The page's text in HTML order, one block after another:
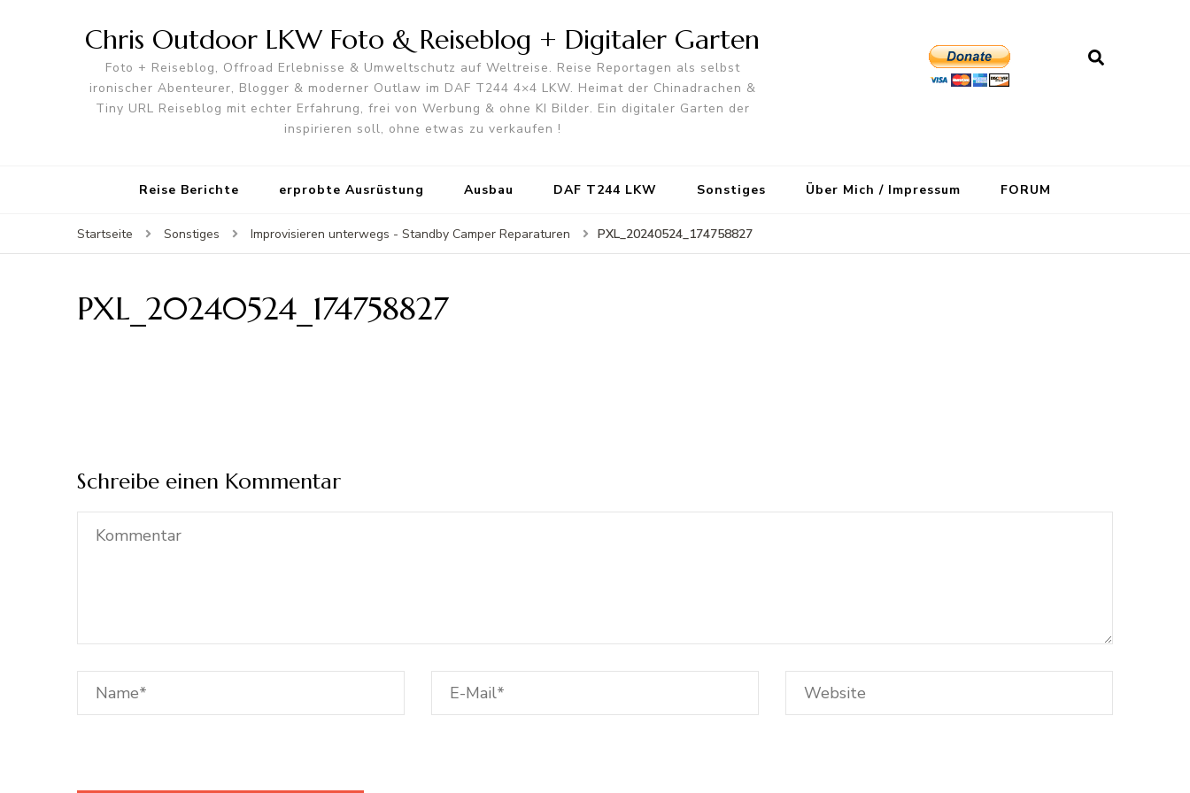
Chris Outdoor LKW Foto & Reiseblog + Digitaler Garten
Foto + Reiseblog, Offroad Erlebnisse & Umweltschutz auf Weltreise. Reise Reportagen als selbst
ironischer Abenteurer, Blogger & moderner Outlaw im DAF T244 4×4 LKW. Heimat der Chinadrachen &
Tiny URL Reiseblog mit echter Erfahrung, frei von Werbung & ohne KI Bilder. Ein digitaler Garten der
inspirieren soll, ohne etwas zu verkaufen !
Reise Berichte erprobte Ausrüstung Ausbau DAF T244 LKW Sonstiges Über Mich / Impressum FORUM
Startseite Sonstiges Improvisieren unterwegs - Standby Camper Reparaturen PXL_20240524_174758827
PXL_20240524_174758827
Schreibe einen Kommentar